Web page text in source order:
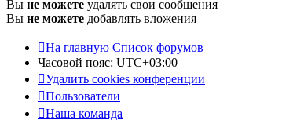
Вы не можете удалять свои сообщения
Вы не можете добавлять вложения
На главную Список форумов
Часовой пояс: UTC+03:00
Удалить cookies конференции
Пользователи
Наша команда